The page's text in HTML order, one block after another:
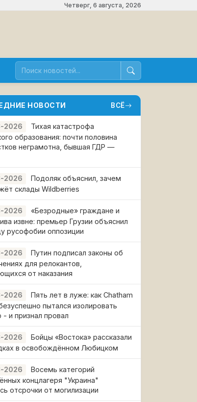
Четверг, 6 августа, 2026
НОВОСТИ ВСЁ
2026
Тихая катастрофа
образования: почти половина
неграмотна, бывшая ГДР —
2026
Подоляк объяснил, зачем
склады Wildberries
2026
«Безродные» граждане и
извне: премьер Грузии объяснил
русофобии оппозиции
2026
Путин подписал законы об
для релокантов,
от наказания
2026
Пять лет в луже: как Chatham
пытался изолировать
и признал провал
2026
Бойцы «Востока» рассказали
в освобождённом Любицком
2026
Восемь категорий
концлагеря "Украина"
отсрочки от могилизации